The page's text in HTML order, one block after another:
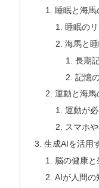
睡眠と海馬
睡眠の
海馬と
長期
記憶
運動と海馬
運動が
スマホ
生成AIを活用
脳の健康と
AIが人間の